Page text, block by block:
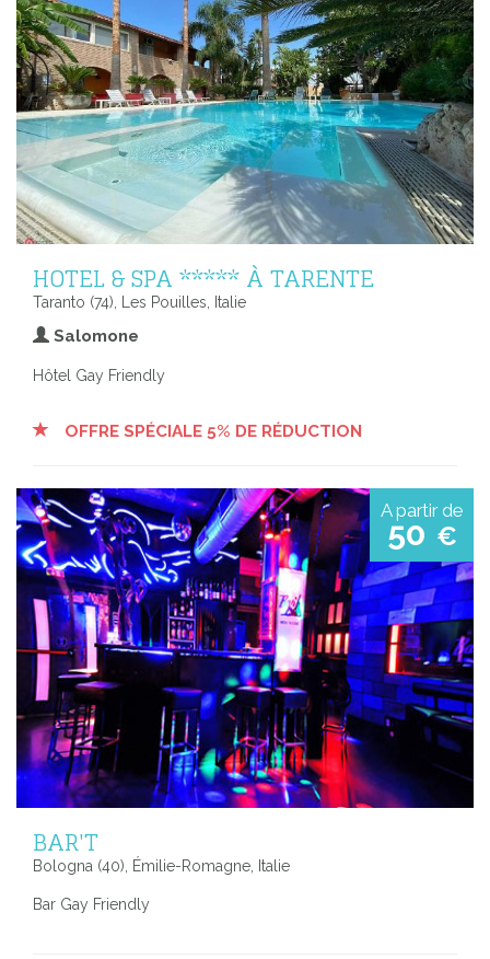
HOTEL & SPA ***** À TARENTE
Taranto (74), Les Pouilles, Italie
Salomone
Hôtel Gay Friendly
OFFRE SPÉCIALE 5% DE RÉDUCTION
A partir de
50 €
BAR'T
Bologna (40), Émilie-Romagne, Italie
Bar Gay Friendly